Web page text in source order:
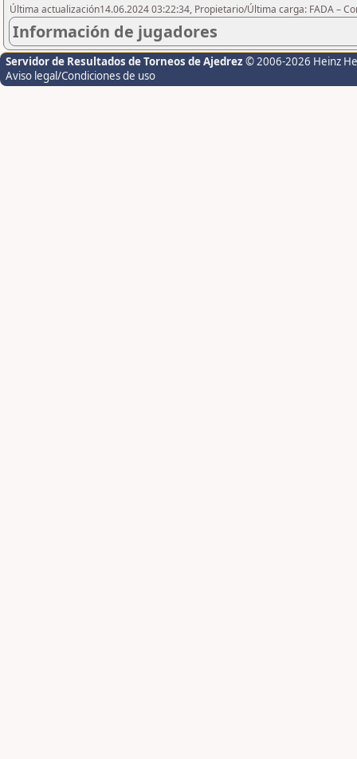
Última actualización14.06.2024 03:22:34, Propietario/Última carga: FADA –
Información de jugadores
Servidor de Resultados de Torneos de Ajedrez © 2006-2026 Heinz
Aviso legal/Condiciones de uso